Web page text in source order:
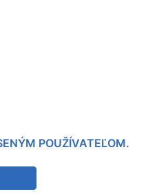
POUŽÍVATEĽOM.